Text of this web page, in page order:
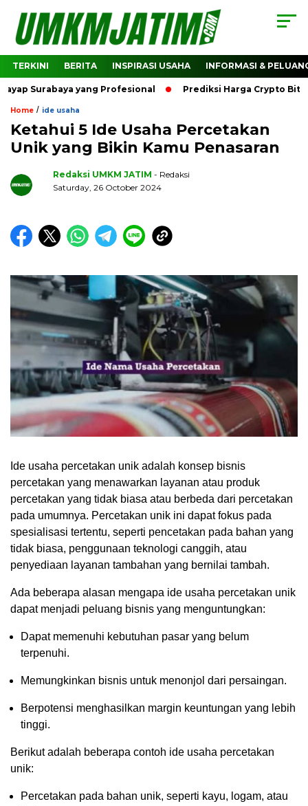
TERKINI BERITA INSPIRASI USAHA INFORMASI &
yang Profesional Prediksi Harga Crypto Bitcoin:
Home / ide usaha
Ketahui 5 Ide Usaha Percetakan
Unik yang Bikin Kamu Penasaran
Redaksi UMKM JATIM - Redaksi
Saturday, 26 October 2024
Ide usaha percetakan unik adalah konsep bisnis
percetakan yang menawarkan layanan atau produk
percetakan yang tidak biasa atau berbeda dari percetakan
pada umumnya. Percetakan unik ini dapat fokus pada
spesialisasi tertentu, seperti pencetakan pada bahan yang
tidak biasa, penggunaan teknologi canggih, atau
penyediaan layanan tambahan yang bernilai tambah.
Ada beberapa alasan mengapa ide usaha percetakan unik
dapat menjadi peluang bisnis yang menguntungkan:
Dapat memenuhi kebutuhan pasar yang belum
terpenuhi.
Memungkinkan bisnis untuk menonjol dari persaingan.
Berpotensi menghasilkan margin keuntungan yang lebih
tinggi.
Berikut adalah beberapa contoh ide usaha percetakan
unik:
Percetakan pada bahan unik, seperti kayu, logam, atau